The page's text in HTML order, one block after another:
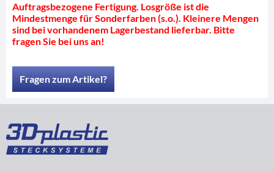
Auftragsbezogene Fertigung. Losgröße ist die
Mindestmenge für Sonderfarben (s.o.). Kleinere Mengen
sind bei vorhandenem Lagerbestand lieferbar. Bitte
fragen Sie bei uns an!
Fragen zum Artikel?